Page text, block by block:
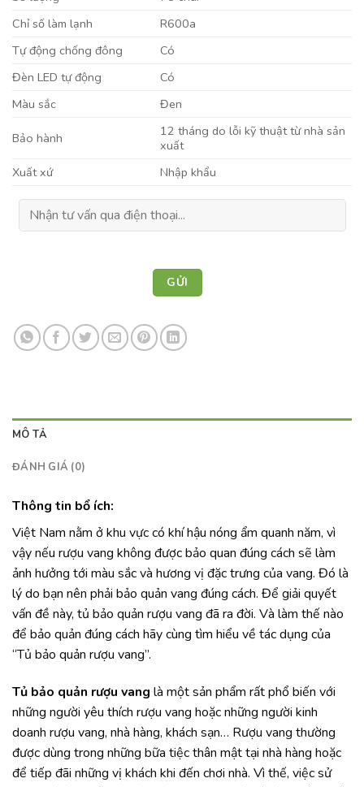
Chỉ số làm lạnh
R600a
Tự động chống đông
Có
Đèn LED tự động
Có
Màu sắc
Đen
Bảo hành
12 tháng do lỗi kỹ thuật từ nhà sản
xuất
Xuất xứ
Nhập khẩu
MÔ TẢ
ĐÁNH GIÁ (0)
Thông tin bổ ích:
Việt Nam nằm ở khu vực có khí hậu nóng ẩm quanh năm, vì
vậy nếu rượu vang không được bảo quan đúng cách sẽ làm
ảnh hưởng tới màu sắc và hương vị đặc trưng của vang. Đó là
lý do bạn nên phải bảo quản vang đúng cách. Để giải quyết
vấn đề này, tủ bảo quản rượu vang đã ra đời. Và làm thế nào
để bảo quản đúng cách hãy cùng tìm hiểu về tác dụng của
“Tủ bảo quản rượu vang”.
Tủ bảo quản rượu vang là một sản phẩm rất phổ biến với
những người yêu thích rượu vang hoặc những người kinh
doanh rượu vang, nhà hàng, khách sạn… Rượu vang thường
được dùng trong những bữa tiệc thân mật tại nhà hàng hoặc
để tiếp đãi những vị khách khi đến chơi nhà. Vì thế, việc sử